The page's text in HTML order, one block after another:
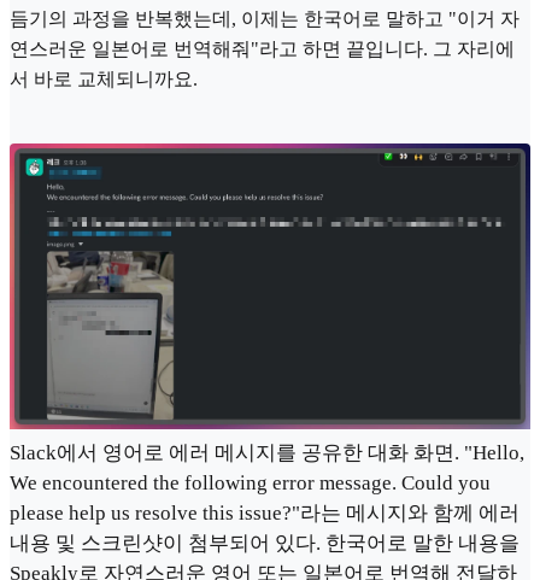
듬기의 과정을 반복했는데, 이제는 한국어로 말하고 "이거 자
연스러운 일본어로 번역해줘"라고 하면 끝입니다. 그 자리에
서 바로 교체되니까요.
Slack에서 영어로 에러 메시지를 공유한 대화 화면. "Hello,
We encountered the following error message. Could you
please help us resolve this issue?"라는 메시지와 함께 에러
내용 및 스크린샷이 첨부되어 있다. 한국어로 말한 내용을
Speakly로 자연스러운 영어 또는 일본어로 번역해 전달하